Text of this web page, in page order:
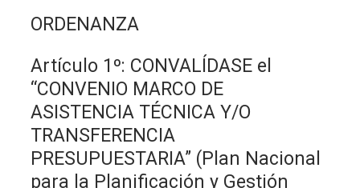
ORDENANZA
Artículo 1º: CONVALÍDASE el
“CONVENIO MARCO DE
ASISTENCIA TÉCNICA Y/O
TRANSFERENCIA
PRESUPUESTARIA” (Plan Nacional
para la Planificación y Gestión